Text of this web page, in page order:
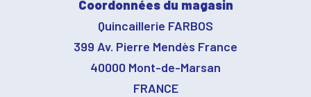
Coordonnées du magasin
Quincaillerie FARBOS
399 Av. Pierre Mendès France
40000 Mont-de-Marsan
FRANCE